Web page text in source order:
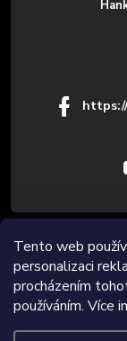
Tento web
personalizaci
procházením
používáním. Více
Informace pro
Novinky